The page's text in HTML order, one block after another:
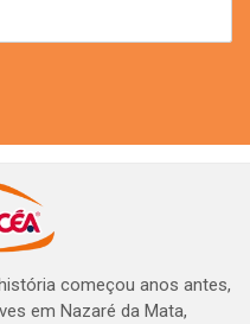
começou anos antes,
em Nazaré da Mata,